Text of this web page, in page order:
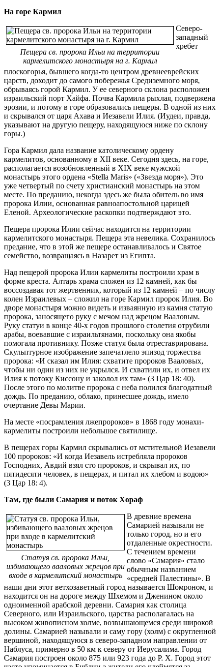
На горе Кармил
Пещера св. пророка Ильи на территории
кармелитского монастыря на г. Кармил
Cеверо-
западный
хребет
плоскогорья, бывшего когда-то центром древнееврейских
царств, доходит до самого побережья Средиземного моря,
обрываясь горой Кармил. У ее северного склона расположен
израильский порт Хайфа. Почва Кармила рыхлая, подвержена
эрозии, и потому в горе образовались пещеры. В одной из них
и скрывался от царя Ахава и Иезавели Илия. (Иудеи, правда,
указывают на другую пещеру, находящуюся ниже по склону
горы.)
Гора Кармил дала название католическому ордену
кармелитов, основанному в XII веке. Сегодня здесь, на горе,
располагается возобновленный в XIX веке мужской
монастырь этого ордена «Stella Maris» («Звезда моря»). Это
уже четвертый по счету христианский монастырь на этом
месте. По преданию, некогда здесь же была обитель во имя
пророка Илии, основанная равноапостольной царицей
Еленой. Археологические раскопки подтверждают это.
Пещера пророка Илии сейчас находится на территории
кармелитского монастыря. Пещера эта невелика. Сохранилось
предание, что в этой же пещере останавливалось и Святое
семейство, возвращаясь в Назарет из Египта.
Над пещерой пророка Илии кармелиты построили храм в
форме креста. Алтарь храма сложен из 12 камней, как бы
воссоздавая тот жертвенник, который из 12 камней – по числу
колен Израилевых – сложил на горе Кармил пророк Илия. Во
дворе монастыря можно видеть и изваянную из камня статую
пророка, заносящего руку с мечом над жрецом Вааловым.
Руку статуи в конце 40-х годов прошлого столетия отрубили
арабы, воевавшие с израильтянами, поскольку она якобы
помогала противнику. Позже статуя была отреставрирована.
Скульптурное изображение запечатлело эпизод торжества
пророка: «И сказал им Илия: схватите пророков Вааловых,
чтобы ни один из них не укрылся. И схватили их, и отвел их
Илия к потоку Киссону и заколол их там» (3 Цар 18: 40).
После этого по молитве пророка с неба полился благодатный
дождь. По преданию, облако, принесшее дождь, имело
очертание Девы Марии.
На месте «посрамления лжепророков» в 1868 году монахи-
кармелиты построили небольшое святилище.
В пещерах горы Кармил скрывались от мстительной Иезавели
100 пророков: «И когда Иезавель истребляла пророков
Господних, Авдий взял сто пророков, и скрывал их, по
пятидесяти человек, в пещерах, и питал их хлебом и водою»
(3 Цар 18: 4).
Там, где были Самария и поток Хораф
Статуя св. пророка Ильи,
избивающего вааловых жрецов при
входе в кармелитский монастырь
В древние времена
Самарией называли не
только город, но и его
отдаленные окрестности.
С течением времени
слово «Самария» стало
обычным названием
«средней Палестины». В
наши дни этот ветхозаветный город называется Шомроном, и
находится он на дороге между Шхемом и Дженином около
одноименной арабской деревни. Самария как столица
Северного, или Израильского, царства располагалась на
высоком живописном холме, возвышающемся среди широкой
долины. Самарией называли и саму гору (холм) с округленной
вершиной, находящуюся в северо-западном направлении от
Наблуса, примерно в 50 км к северу от Иерусалима. Город
Самария построен около 875 или 923 года до Р. Х. Город этот